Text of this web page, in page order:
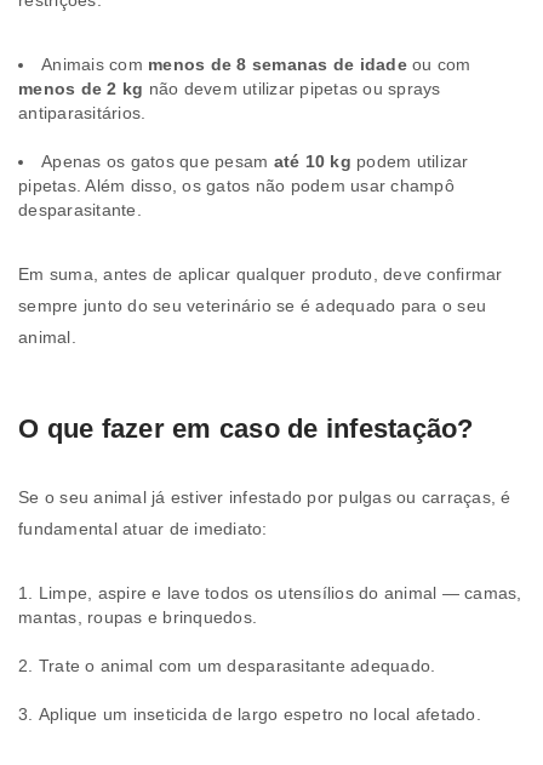
Animais com menos de 8 semanas de idadeou com
menos de 2 kg não devem utilizar pipetas ou sprays
antiparasitários.
Apenas os gatos que pesam até 10 kg podem utilizar
pipetas. Além disso, os gatos não podem usar champô
desparasitante.
Em suma, antes de aplicar qualquer produto, deve confirmar
sempre junto do seu veterinário se é adequado para o seu
animal.
O que fazer em caso de infestação?
Se o seu animal já estiver infestado por pulgas ou carraças, é
fundamental atuar de imediato:
Limpe, aspire e lave todos os utensílios do animal — camas,
mantas, roupas e brinquedos.
Trate o animal com um desparasitante adequado.
Aplique um inseticida de largo espetro no local afetado.